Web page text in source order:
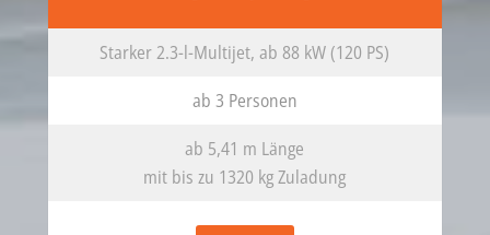
Starker 2.3-l-Multijet, ab 88 kW (120 PS)
ab 3 Personen
ab 5,41 m Länge
mit bis zu 1320 kg Zuladung